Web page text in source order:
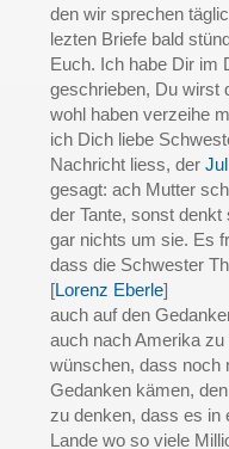
den wir sprechen
lezten Briefe bald
Euch. Ich habe Dir im
geschrieben, Du wirst
wohl haben verzeihe
ich Dich liebe
Nachricht liess, der
gesagt: ach Mutter
der Tante, sonst denkt
gar nichts um sie. Es
dass die Schwester
[Lorenz Eberle]
auch auf den
auch nach Amerika
wünschen, dass noch
Gedanken kämen,
zu denken, dass es in
Lande wo so viele